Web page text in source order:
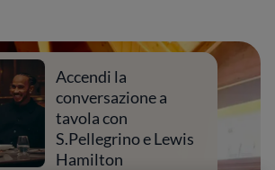
Accendi la
conversazione a
tavola con
S.Pellegrino e Lewis
Hamilton